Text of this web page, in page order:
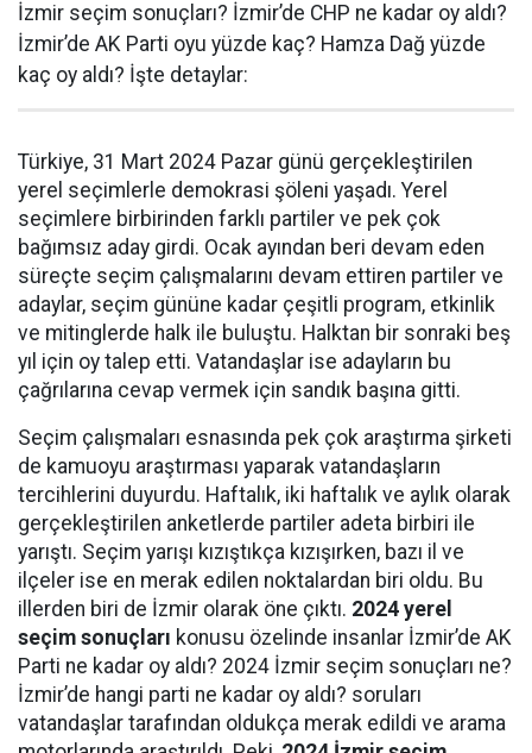
İzmir seçim sonuçları? İzmir’de CHP ne kadar oy aldı?
İzmir’de AK Parti oyu yüzde kaç? Hamza Dağ yüzde
kaç oy aldı? İşte detaylar:
Türkiye, 31 Mart 2024 Pazar günü gerçekleştirilen
yerel seçimlerle demokrasi şöleni yaşadı. Yerel
seçimlere birbirinden farklı partiler ve pek çok
bağımsız aday girdi. Ocak ayından beri devam eden
süreçte seçim çalışmalarını devam ettiren partiler ve
adaylar, seçim gününe kadar çeşitli program, etkinlik
ve mitinglerde halk ile buluştu. Halktan bir sonraki beş
yıl için oy talep etti. Vatandaşlar ise adayların bu
çağrılarına cevap vermek için sandık başına gitti.
Seçim çalışmaları esnasında pek çok araştırma şirketi
de kamuoyu araştırması yaparak vatandaşların
tercihlerini duyurdu. Haftalık, iki haftalık ve aylık olarak
gerçekleştirilen anketlerde partiler adeta birbiri ile
yarıştı. Seçim yarışı kızıştıkça kızışırken, bazı il ve
ilçeler ise en merak edilen noktalardan biri oldu. Bu
illerden biri de İzmir olarak öne çıktı. 2024 yerel
seçim sonuçları konusu özelinde insanlar İzmir’de AK
Parti ne kadar oy aldı? 2024 İzmir seçim sonuçları ne?
İzmir’de hangi parti ne kadar oy aldı? soruları
vatandaşlar tarafından oldukça merak edildi ve arama